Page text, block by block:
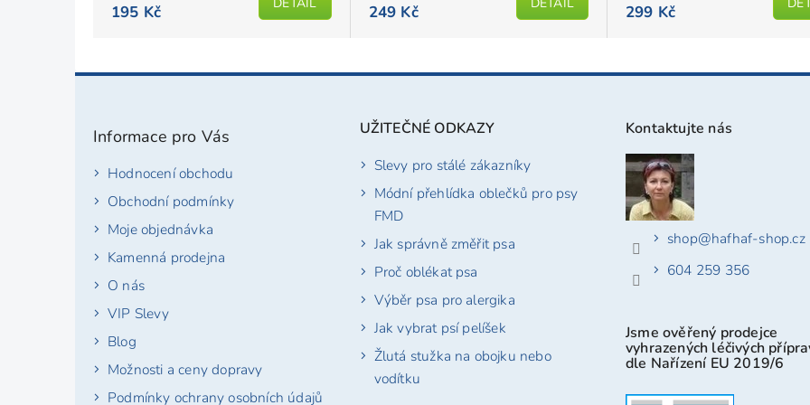
je
5
195 Kč DETAIL 249 Kč DETAIL 299 Kč
Informace pro Vás
Hodnocení obchodu
Obchodní podmínky
Moje objednávka
Kamenná prodejna
O nás
VIP Slevy
Blog
Možnosti a ceny dopravy
Podmínky ochrany osobních údajů
UŽITEČNÉ ODKAZY
Slevy pro stálé zákazníky
Módní přehlídka oblečků pro psy
FMD
Jak správně změřit psa
Proč oblékat psa
Výběr psa pro alergika
Jak vybrat psí pelíšek
Žlutá stužka na obojku nebo
vodítku
Kontaktujte nás
shop@hafhaf-shop.cz
604 259 356
Jsme ověřený prodejce
vyhrazených léčivých
dle Nařízení EU 2019/6